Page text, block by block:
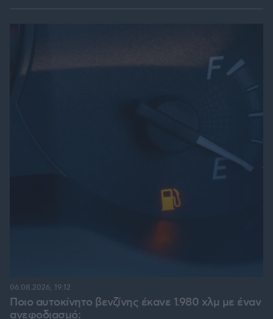
Ποιο αυτοκίνητο βενζίνης έκανε 1.980 χλμ με έναν
ανεφοδιασμό;
06.08.2026, 19:12